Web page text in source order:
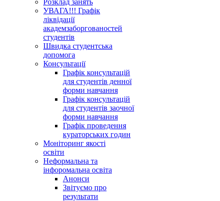
Розклад занять
УВАГА!!! Графік
ліквідації
академзаборгованостей
студентів
Швидка студентська
допомога
Консультації
Графік консультацій
для студентів денної
форми навчання
Графік консультацій
для студентів заочної
форми навчання
Графік проведення
кураторських годин
Моніторинг якості
освіти
Неформальна та
інфоромальна освіта
Анонси
Звітуємо про
результати